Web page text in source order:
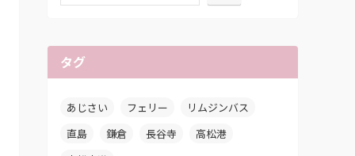
タグ
あじさい フェリー
リムジンバス
直島
鎌倉 長谷寺
高松港